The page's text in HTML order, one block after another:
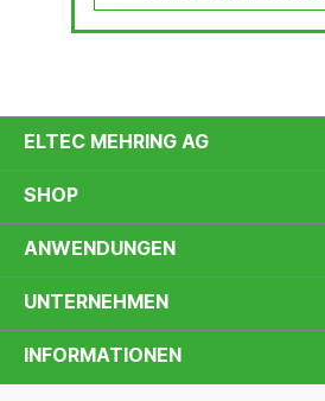
ELTEC MEHRING AG
SHOP
ANWENDUNGEN
UNTERNEHMEN
INFORMATIONEN